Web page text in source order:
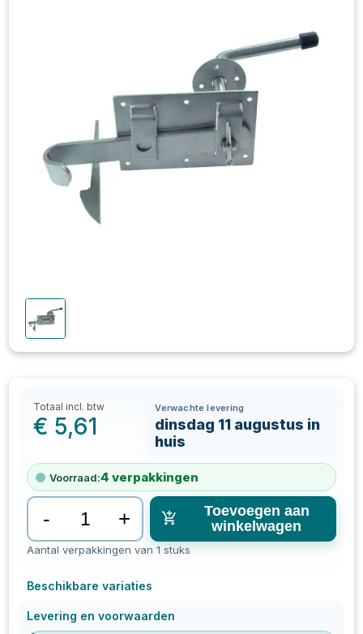
Totaal incl. btw
€ 5,61
Verwachte levering
dinsdag 11 augustus in
huis
Voorraad:4 verpakkingen
- +
Toevoegen aan
winkelwagen
Aantal verpakkingen van 1 stuks
Beschikbare variaties
Levering en voorwaarden